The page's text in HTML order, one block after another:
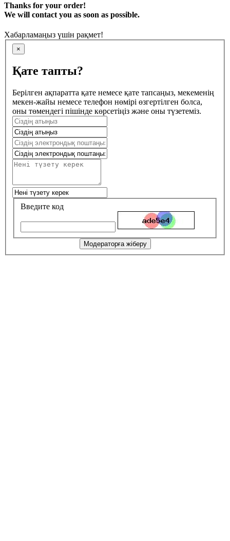
Thanks for your order!
We will contact you as soon as possible.
Хабарламаңыз үшін рақмет!
×
Қате тапты?
Берілген ақпаратта қате немесе қате тапсаңыз, мекеменің
мекен-жайы немесе телефон нөмірі өзгертілген болса,
оны төмендегі пішінде көрсетіңіз және оны түзетеміз.
Введите код
Модераторға жіберу